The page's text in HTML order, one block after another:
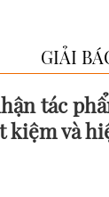
GIẢI
tác
và